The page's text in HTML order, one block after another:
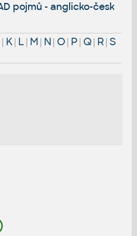
pojmů - anglicko-český
| K| L| M| N| O| P| Q| R| S